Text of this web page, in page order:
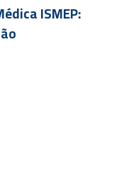
ISMEP: